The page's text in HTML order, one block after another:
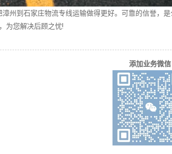
州到石家庄物流专线运输做得更好。可靠的信誉，是
为您解决后顾之忧!
添加业务微信